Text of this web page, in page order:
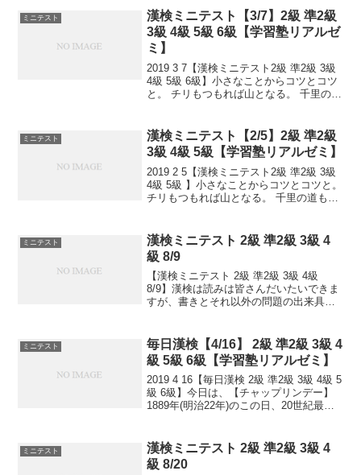
群遊海面、鹿児島県出水市のナベヅ...
ミニテスト
漢検ミニテスト【3/7】2級 準2級
3級 4級 5級 6級【学習塾リアルゼ
ミ】
2019 3 7【漢検ミニテスト2級 準2級 3級
4級 5級 6級】小さなことからコツとコツ
と。 チリもつもれば山となる。 千里の道
問題と熟語問題などの出来具合が...
ミニテスト
漢検ミニテスト【2/5】2級 準2級
3級 4級 5級【学習塾リアルゼミ】
2019 2 5【漢検ミニテスト2級 準2級 3級
4級 5級 】小さなことからコツとコツと。
チリもつもれば山となる。 千里の道も一
熟語問題などの出来具合が合否...
ミニテスト
漢検ミニテスト 2級 準2級 3級 4
級 8/9
【漢検ミニテスト 2級 準2級 3級 4級
8/9】漢検は読みは皆さんだいたいできま
すが、書きとそれ以外の問題の出来具合
いて、覚えていくためのテストです。目
指せ 合格！...
ミニテスト
毎日漢検【4/16】 2級 準2級 3級 4
級 5級 6級【学習塾リアルゼミ】
2019 4 16【毎日漢検 2級 準2級 3級 4級 5
級 6級】今日は、【チャップリンデー】
1889年(明治22年)のこの日、20世紀最大
口ひげ、だぶだぶのズボン、...
ミニテスト
漢検ミニテスト 2級 準2級 3級 4
級 8/20